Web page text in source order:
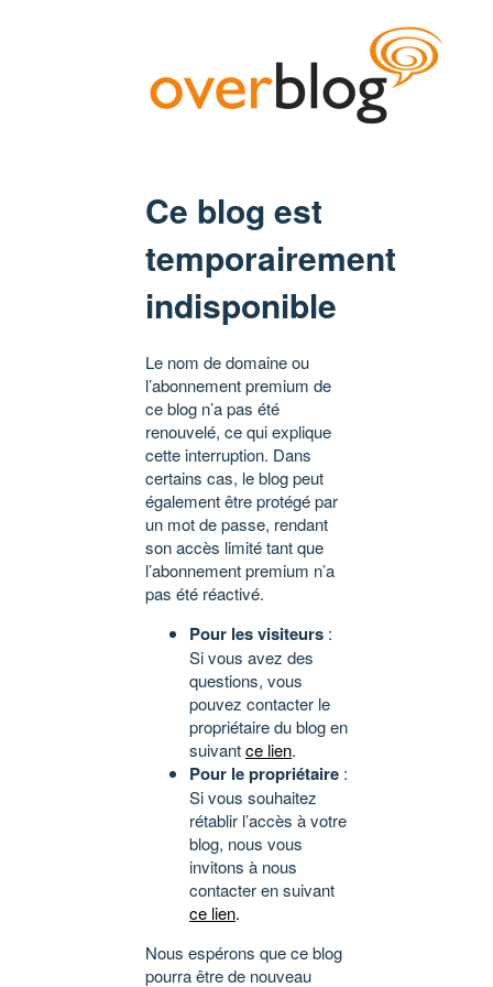
Ce blog est
temporairement
indisponible
Le nom de domaine ou
l’abonnement premium de
ce blog n’a pas été
renouvelé, ce qui explique
cette interruption. Dans
certains cas, le blog peut
également être protégé par
un mot de passe, rendant
son accès limité tant que
l’abonnement premium n’a
pas été réactivé.
Pour les visiteurs :
Si vous avez des
questions, vous
pouvez contacter le
propriétaire du blog en
suivantce lien.
Pour le propriétaire :
Si vous souhaitez
rétablir l’accès à votre
blog, nous vous
invitons à nous
contacter en suivant
ce lien.
Nous espérons que ce blog
pourra être de nouveau